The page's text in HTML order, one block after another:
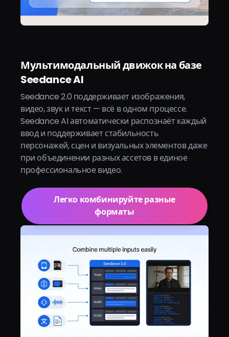
Мультимодальный движок на базе
Seedance AI
Seedance 2.0 поддерживает изображения,
видео, звук и текст — всё в одном процессе.
Seedance AI автоматически распознаёт каждый
ввод и поддерживает стабильность
персонажей, сцен и визуальных элементов даже
при объединении разных ассетов в единое
профессиональное видео.
Легко комбинируйте разные
форматы